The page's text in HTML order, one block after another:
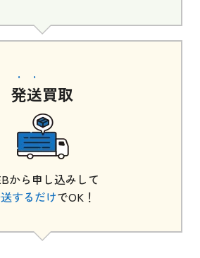
発送買取
から申し込みして
するだけでOK！